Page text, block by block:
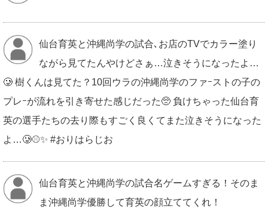
仙台育英と沖縄尚学の試合､お店のTVでカラー塗り
ながら見てたんやけどさぁ…泣きそうになったよ…
🥲 樹くんは見てた？10回ウラの沖縄尚学のファｰストの子の
プレｰが流れを引き寄せた感じだった🥺 負けちゃった仙台育
英の選手たちの去り際もすごく良くてまた泣きそうになった
よ…🥲⚾✨ #おりはらじお
仙台育英と沖縄尚学の試合名ゲームすぎる！そのま
ま沖縄尚学優勝して育英の顔立ててくれ！